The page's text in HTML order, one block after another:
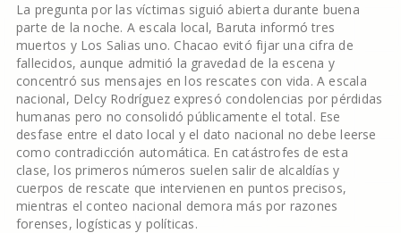
La pregunta por las víctimas siguió abierta durante buena
parte de la noche. A escala local, Baruta informó tres
muertos y Los Salias uno. Chacao evitó fijar una cifra de
fallecidos, aunque admitió la gravedad de la escena y
concentró sus mensajes en los rescates con vida. A escala
nacional, Delcy Rodríguez expresó condolencias por pérdidas
humanas pero no consolidó públicamente el total. Ese
desfase entre el dato local y el dato nacional no debe leerse
como contradicción automática. En catástrofes de esta
clase, los primeros números suelen salir de alcaldías y
cuerpos de rescate que intervienen en puntos precisos,
mientras el conteo nacional demora más por razones
forenses, logísticas y políticas.